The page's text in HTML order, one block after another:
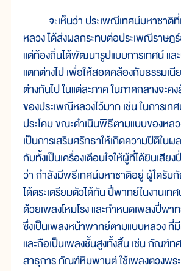
จะเห็นว่า ประเพณีเทศน์มหาชาติที่
หลวง ได้ส่งผลกระทบต่อประเพณีราษฎ
แต่ท้องถิ่นได้พัฒนารูปแบบการเทศน์ แล
แตกต่างไป เพื่อให้สอดคล้องกับธรรมเ
ต่างกันไป ในแต่ละภาค ในภาคกลางจะ
ของประเพณีหลวงไว้มาก เช่น ในการเ
ประโคม ขณะดำเนินพิธีตามแบบของหล
เป็นการเสริมศรัทธาให้เกิดความปีติใ
กับทั้งเป็นเครื่องเตือนใจให้ผู้ที่ได้ยินเสีย
ว่า กำลังมีพิธีเทศน์มหาชาติอยู่ ผู้ใดรับกั
ได้ตระเตรียมตัวได้ทัน ปี่พาทย์ในงานเท
ด้วยเพลงโหมโรง และกำหนดเพลงปี่พ
ซึ่งเป็นเพลงหน้าพาทย์ตามแบบหลวง
และถือเป็นเพลงชั้นสูงทั้งสิ้น เช่น กัณฑ์ท
สาธุการ กัณฑ์หิมพานต์ ใช้เพลงตวงพร